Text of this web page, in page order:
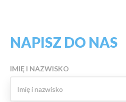
NAPISZ DO NAS
IMIĘ I NAZWISKO